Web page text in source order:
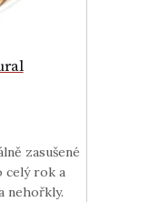
zasušené
celý rok a
nehořkly.